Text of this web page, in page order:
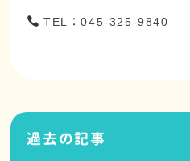
TEL：045-325-9840
過去の記事